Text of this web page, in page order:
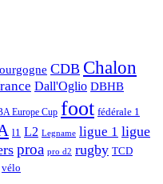
CDB Chalon
Dall'Oglio DBHB
Europe Cup foot fédérale 1
l1 L2 Legname ligue 1 ligue
proa pro d2 rugby TCD
vélo